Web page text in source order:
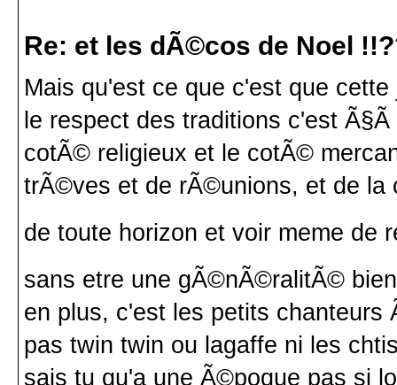
Re: et les dÃ©cos de Noel
Mais qu'est ce que c'est que
le respect des traditions c'est
cotÃ© religieux et le cotÃ©
trÃ©ves et de rÃ©unions, et de la
de toute horizon et voir meme de
sans etre une gÃ©nÃ©ralitÃ©
en plus, c'est les petits
pas twin twin ou lagaffe ni les
sais tu qu'a une Ã©poque pas si